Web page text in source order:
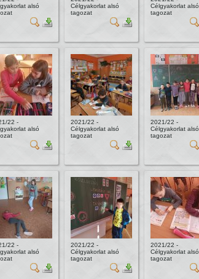
alsó
Célgyakorlat alsó
tagozat
Célgyakorlat alsó
tagozat
22 -
alsó
2021/22 -
Célgyakorlat alsó
tagozat
2021/22 -
Célgyakorlat alsó
tagozat
22 -
alsó
2021/22 -
Célgyakorlat alsó
tagozat
2021/22 -
Célgyakorlat alsó
tagozat